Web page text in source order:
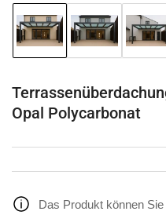
Bild
in
Galerieansicht
Bild
in
Galerieansicht
Bild
in
Opal Polycarbonat
Das Produkt können